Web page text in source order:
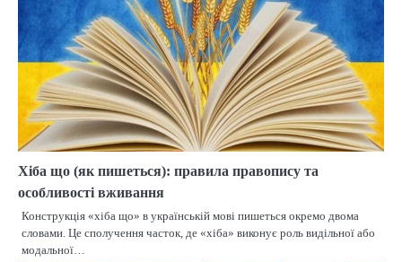
Хіба що (як пишеться): правила правопису та
особливості вживання
Конструкція «хіба що» в українській мові пишеться окремо двома
словами. Це сполучення часток, де «хіба» виконує роль видільної або
модальної…